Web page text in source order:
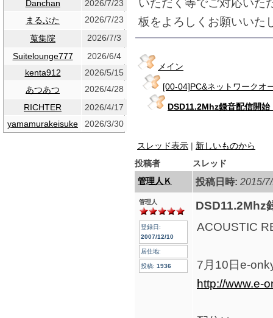
板をよろしくお願いいた
メイン
[00-04]PC&ネットワークオ
DSD11.2Mhz録音配信開始
スレッド表示 | 新しいものから
投稿者
スレッド
管理人Ｋ
投稿日時: 2015/
管理人
登録日:
2007/12/10
居住地:
投稿: 1936
DSD11.2Mhz
ACOUSTIC
7月10日e-
http://www.e-
Danchan
2026/7/23
まるぶた
2026/7/23
蒐集院
2026/7/3
Suitelounge777
2026/6/4
kenta912
2026/5/15
あつあつ
2026/4/28
RICHTER
2026/4/17
yamamurakeisuke
2026/3/30